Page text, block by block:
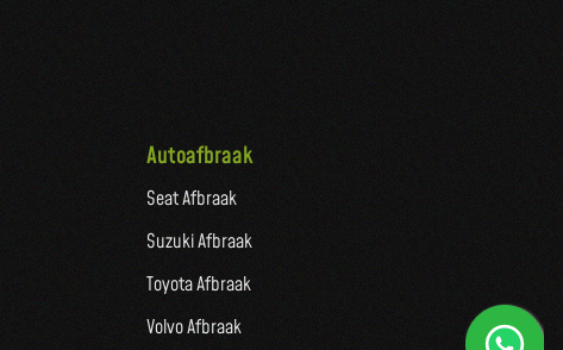
Autoafbraak
Seat Afbraak
Suzuki Afbraak
Toyota Afbraak
Volvo Afbraak